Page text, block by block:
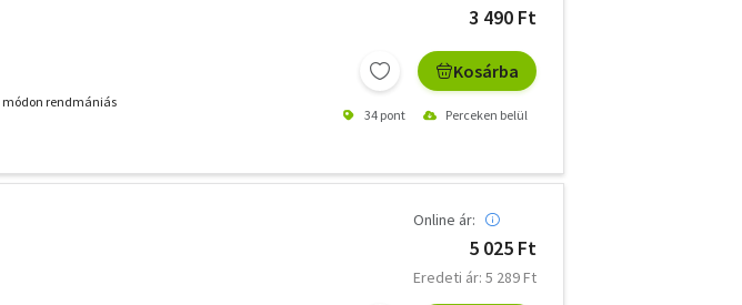
módon rendmániás
3 490 Ft
Kosárba
34 pont Perceken belül
Online ár:
5 025 Ft
Eredeti ár: 5 289 Ft